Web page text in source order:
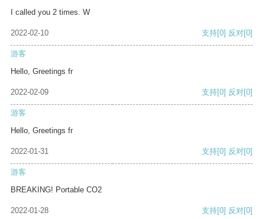
I called you 2 times. W
2022-02-10 支持[0] 反对[0]
游客
Hello, Greetings fr
2022-02-09 支持[0] 反对[0]
游客
Hello, Greetings fr
2022-01-31 支持[0] 反对[0]
游客
BREAKING! Portable CO2
2022-01-28 支持[0] 反对[0]